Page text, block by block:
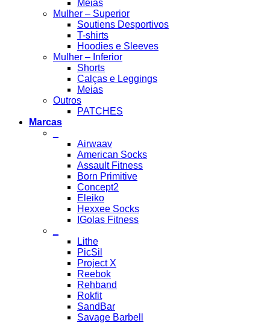
Meias
Mulher – Superior
Soutiens Desportivos
T-shirts
Hoodies e Sleeves
Mulher – Inferior
Shorts
Calças e Leggings
Meias
Outros
PATCHES
Marcas
Airwaav
American Socks
Assault Fitness
Born Primitive
Concept2
Eleiko
Hexxee Socks
IGolas Fitness
Lithe
PicSil
Project X
Reebok
Rehband
Rokfit
SandBar
Savage Barbell